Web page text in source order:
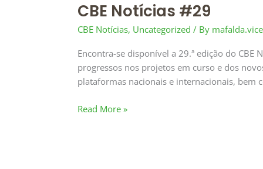
CBE Notícias #29
CBE Notícias, Uncategorized / By
Encontra-se disponível a 29.ª edição do
progressos nos projetos em curso e dos
plataformas nacionais e internacionais, bem
Read More »